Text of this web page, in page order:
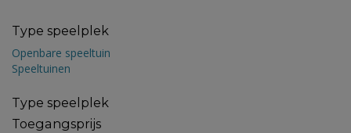
Type speelplek
Openbare speeltuin
Speeltuinen
Type speelplek
Toegangsprijs